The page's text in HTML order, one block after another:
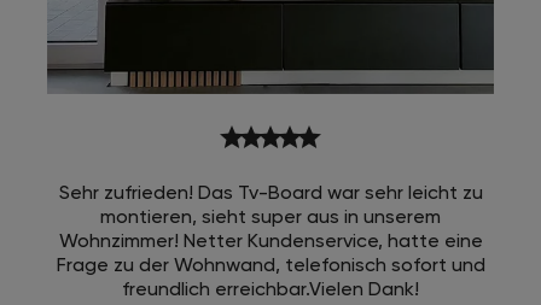
starstarstarstarstar
Sehr zufrieden! Das Tv-Board war sehr leicht zu
montieren, sieht super aus in unserem
Wohnzimmer! Netter Kundenservice, hatte eine
Frage zu der Wohnwand, telefonisch sofort und
freundlich erreichbar.Vielen Dank!